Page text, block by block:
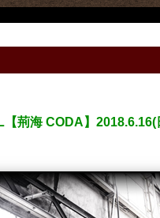
荊海 CODA】